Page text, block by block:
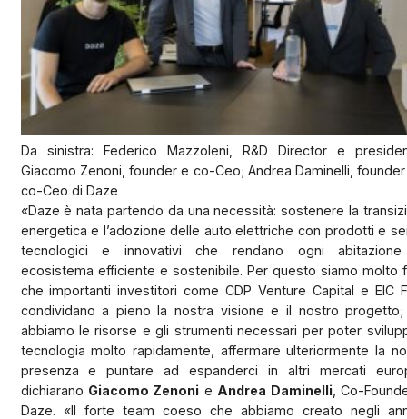
Da sinistra: Federico Mazzoleni, R&D Director e
Giacomo Zenoni, founder e co-Ceo; Andrea Daminelli,
co-Ceo di Daze
«Daze è nata partendo da una necessità: sostenere la
energetica e l’adozione delle auto elettriche con prodotti e
tecnologici e innovativi che rendano ogni
ecosistema efficiente e sostenibile. Per questo siamo molto
che importanti investitori come CDP Venture Capital e EIC
condividano a pieno la nostra visione e il nostro
abbiamo le risorse e gli strumenti necessari per poter
tecnologia molto rapidamente, affermare ulteriormente la
presenza e puntare ad espanderci in altri mercati
dichiarano Giacomo Zenoni e Andrea Daminelli, Co-
Daze. «Il forte team coeso che abbiamo creato negli